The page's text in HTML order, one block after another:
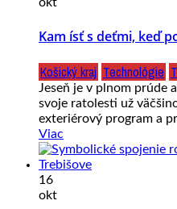
Kam ísť s deťmi, keď
Košický kraj Technológie
Jeseň je v plnom prúde
svoje ratolesti už
exteriérový program a
Viac
16
okt